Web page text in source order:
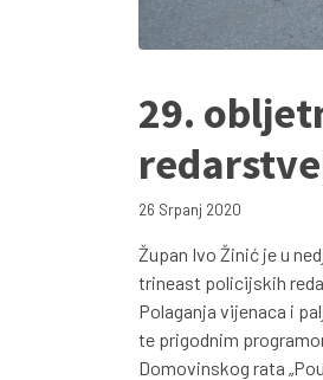
29.
26 Srpanj 2020
Župan Ivo Žinić je u
trineast policijskih
Polaganja vijenaca i
te prigodnim
Domovinskog rata